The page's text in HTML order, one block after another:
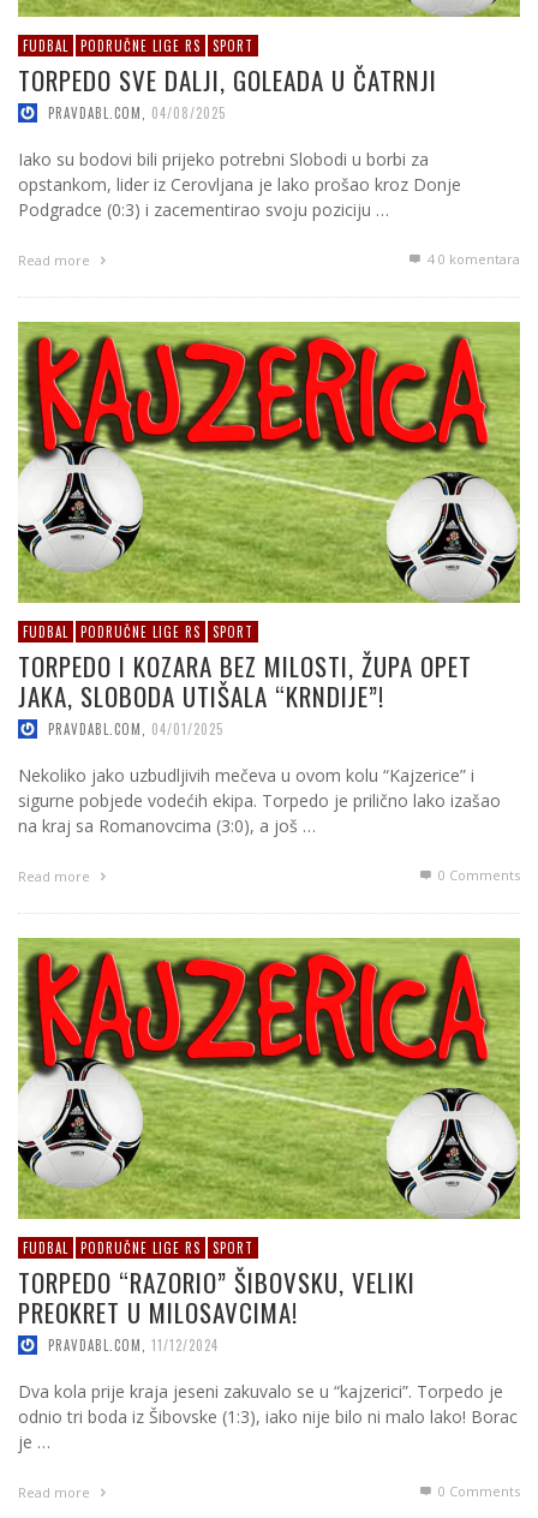
FUDBAL PODRUČNE LIGE RS SPORT
TORPEDO SVE DALJI, GOLEADA U ČATRNJI
PRAVDABL.COM 04/08/2025
Iako su bodovi bili prijeko potrebni Slobodi u borbi za
opstankom, lider iz Cerovljana je lako prošao kroz Donje
Podgradce (0:3) i zacementirao svoju poziciju …
Read more 4 0 komentara
FUDBAL PODRUČNE LIGE RS SPORT
TORPEDO I KOZARA BEZ MILOSTI, ŽUPA OPET
JAKA, SLOBODA UTIŠALA “KRNDIJE”!
PRAVDABL.COM 04/01/2025
Nekoliko jako uzbudljivih mečeva u ovom kolu “Kajzerice” i
sigurne pobjede vodećih ekipa. Torpedo je prilično lako izašao
na kraj sa Romanovcima (3:0), a još …
Read more 0 Comments
FUDBAL PODRUČNE LIGE RS SPORT
TORPEDO “RAZORIO” ŠIBOVSKU, VELIKI
PREOKRET U MILOSAVCIMA!
PRAVDABL.COM 11/12/2024
Dva kola prije kraja jeseni zakuvalo se u “kajzerici”. Torpedo je
odnio tri boda iz Šibovske (1:3), iako nije bilo ni malo lako! Borac
je …
Read more 0 Comments